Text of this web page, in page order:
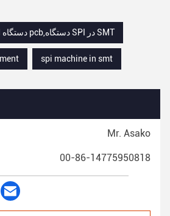
دستگاه اسپی,تجهیزات بازرسی pcb,دستگاه SPI در SMT
spi machine in smt
Mr. Asako
00-86-14775950818